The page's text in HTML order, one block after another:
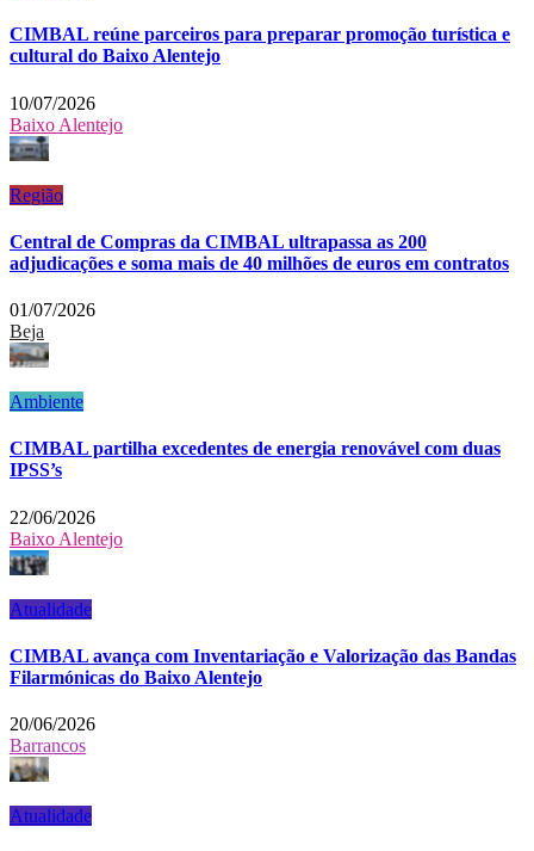
CIMBAL reúne parceiros para preparar promoção turística e
cultural do Baixo Alentejo
10/07/2026
Baixo Alentejo
Região
Central de Compras da CIMBAL ultrapassa as 200
adjudicações e soma mais de 40 milhões de euros em contratos
01/07/2026
Beja
Ambiente
CIMBAL partilha excedentes de energia renovável com duas
IPSS’s
22/06/2026
Baixo Alentejo
Atualidade
CIMBAL avança com Inventariação e Valorização das Bandas
Filarmónicas do Baixo Alentejo
20/06/2026
Barrancos
Atualidade